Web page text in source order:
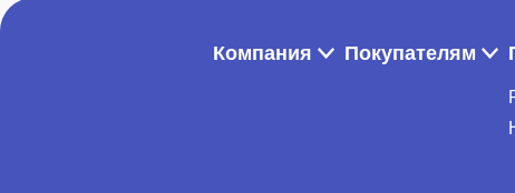
Компания Покупателям